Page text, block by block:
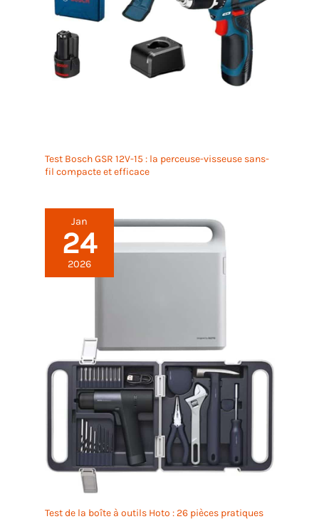
Test Bosch GSR 12V-15 : la perceuse-visseuse sans-
fil compacte et efficace
Jan
24
2026
Test de la boîte à outils Hoto : 26 pièces pratiques